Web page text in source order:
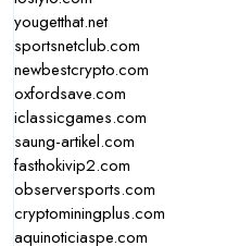
yougetthat.net
sportsnetclub.com
newbestcrypto.com
oxfordsave.com
iclassicgames.com
saung-artikel.com
fasthokivip2.com
observersports.com
cryptominingplus.com
aquinoticiaspe.com